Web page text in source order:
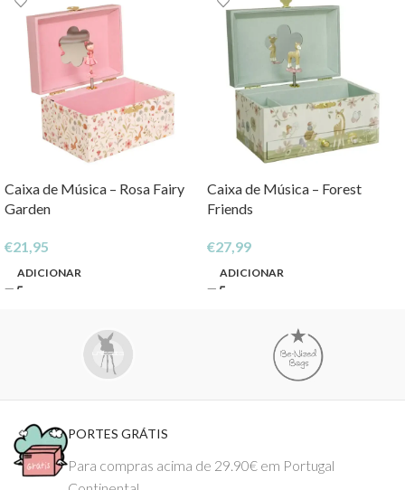
Caixa de Música – Rosa Fairy
Garden
€21,95
ADICIONAR
Caixa de Música – Forest
Friends
€27,99
ADICIONAR
PORTES GRÁTIS
Para compras acima de 29.90€ em Portugal